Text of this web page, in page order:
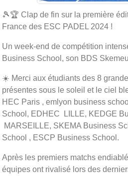
🎾🏆 Clap de fin sur la première
France des ESC PADEL 2024 !
Un week-end de compétition
Business School, son BDS
☀️ Merci aux étudiants des 8
présentes sous le soleil et le ciel
HEC Paris , emlyon business
School, EDHEC LILLE, KEDGE
MARSEILLE, SKEMA Business
School , ESCP Business School.
Après les premiers matchs
équipes ont rivalisé lors des